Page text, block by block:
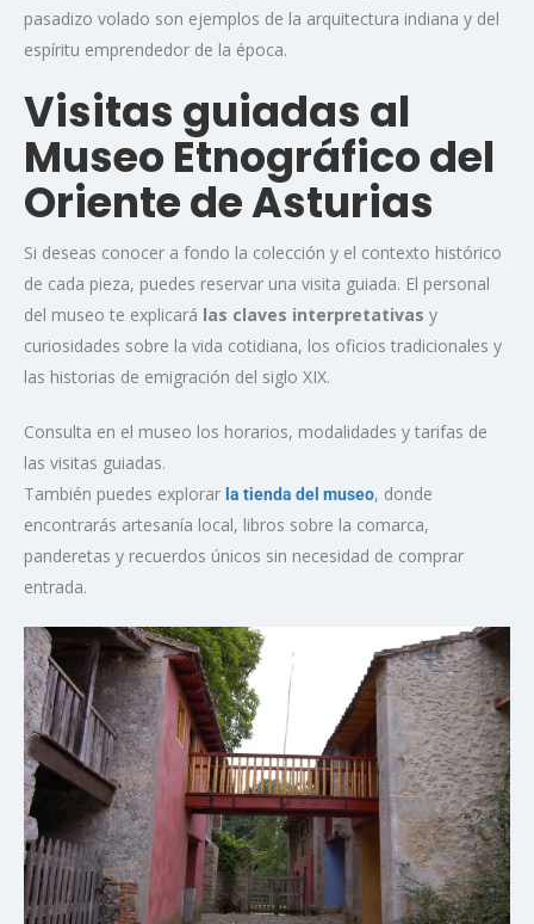
pasadizo volado son ejemplos de la arquitectura indiana y del
espíritu emprendedor de la época.
Visitas guiadas al
Museo Etnográfico del
Oriente de Asturias
Si deseas conocer a fondo la colección y el contexto histórico
de cada pieza, puedes reservar una visita guiada. El personal
del museo te explicará las claves interpretativas y
curiosidades sobre la vida cotidiana, los oficios tradicionales y
las historias de emigración del siglo XIX.
Consulta en el museo los horarios, modalidades y tarifas de
las visitas guiadas.
También puedes explorar la tienda del museo, donde
encontrarás artesanía local, libros sobre la comarca,
panderetas y recuerdos únicos sin necesidad de comprar
entrada.